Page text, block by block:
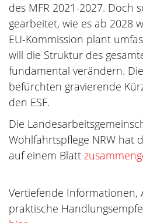
des MFR 2021-2027. Doch
gearbeitet, wie es ab 2028
EU-Kommission plant
will die Struktur des
fundamental verändern.
befürchten gravierende
den ESF.
Die
Wohlfahrtspflege NRW hat
auf einem Blatt
Vertiefende Informationen,
praktische